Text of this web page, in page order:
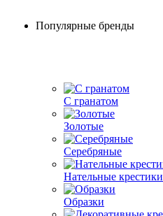
Популярные бренды
С гранатом
Золотые
Серебряные
Нательные крестики
Образки